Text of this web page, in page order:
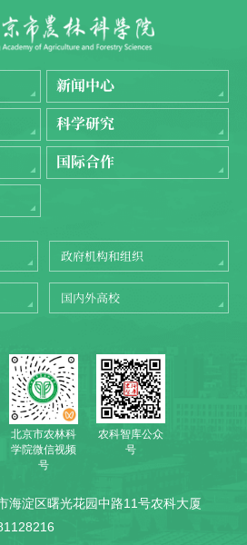
新闻中心
科学研究
国际合作
政府机构和组织
国内外高校
北京市农林科
学院微信视频
号
农科智库公众
号
海淀区曙光花园中路11号农科大厦